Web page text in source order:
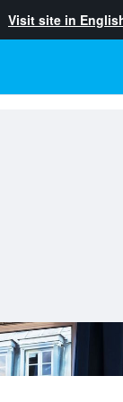
Visit site in